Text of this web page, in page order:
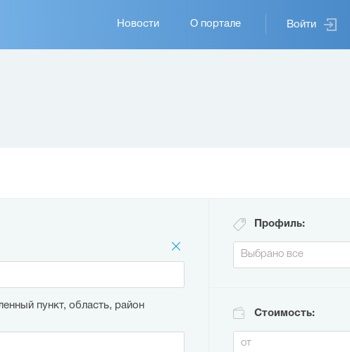
Войти
Основная
навигация
Новости О портале
пункт, область, район
Профиль:
Стоимость: